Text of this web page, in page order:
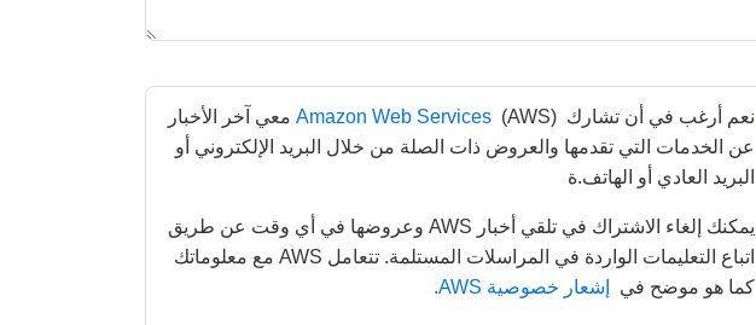
نعم أرغب في أن تشارك Amazon Web Services
البريد العادي أو الهاتف.ة
كما هو موضح في
إشعار خصوصية AWS.